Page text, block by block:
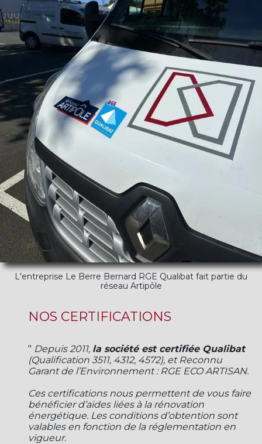
L'entreprise Le Berre Bernard RGE Qualibat fait partie du
réseau Artipôle
NOS CERTIFICATIONS
" Depuis 2011, la société est certifiée Qualibat
(Qualification 3511, 4312, 4572), et Reconnu
Garant de l’Environnement : RGE ECO ARTISAN.
Ces certifications nous permettent de vous faire
bénéficier d’aides liées à la rénovation
énergétique. Les conditions d’obtention sont
valables en fonction de la réglementation en
vigueur.